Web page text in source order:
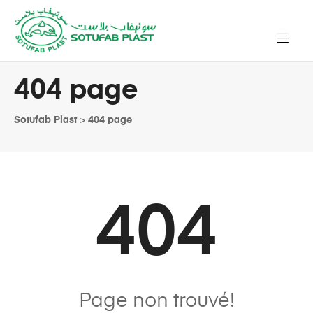
Sotufab Plast> 404 page
404 page
404
Page non trouvé!